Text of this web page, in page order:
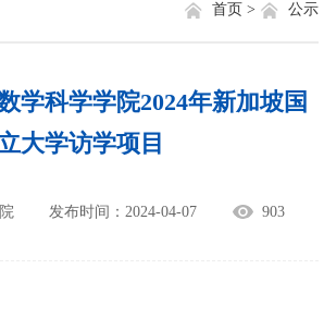
公示
首页 >
学科学学院2024年新加坡国
大学访学项目
发布时间：2024-04-07 903